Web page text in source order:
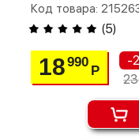
Код товара:
(5)
18990
Р
-